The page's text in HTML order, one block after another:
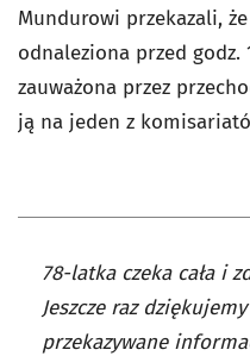
Mundurowi przekazali,
odnaleziona przed godz.
zauważona przez
ją na jeden z
78-latka czeka cała i
Jeszcze raz
przekazywane